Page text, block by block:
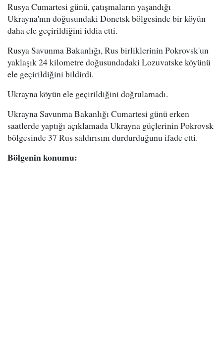
Rusya Cumartesi günü, çatışmaların yaşandığı
Ukrayna'nın doğusundaki Donetsk bölgesinde bir köyün
daha ele geçirildiğini iddia etti.
Rusya Savunma Bakanlığı, Rus birliklerinin Pokrovsk'un
yaklaşık 24 kilometre doğusundadaki Lozuvatske köyünü
ele geçirildiğini bildirdi.
Ukrayna köyün ele geçirildiğini doğrulamadı.
Ukrayna Savunma Bakanlığı Cumartesi günü erken
saatlerde yaptığı açıklamada Ukrayna güçlerinin Pokrovsk
bölgesinde 37 Rus saldırısını durdurduğunu ifade etti.
Bölgenin konumu: